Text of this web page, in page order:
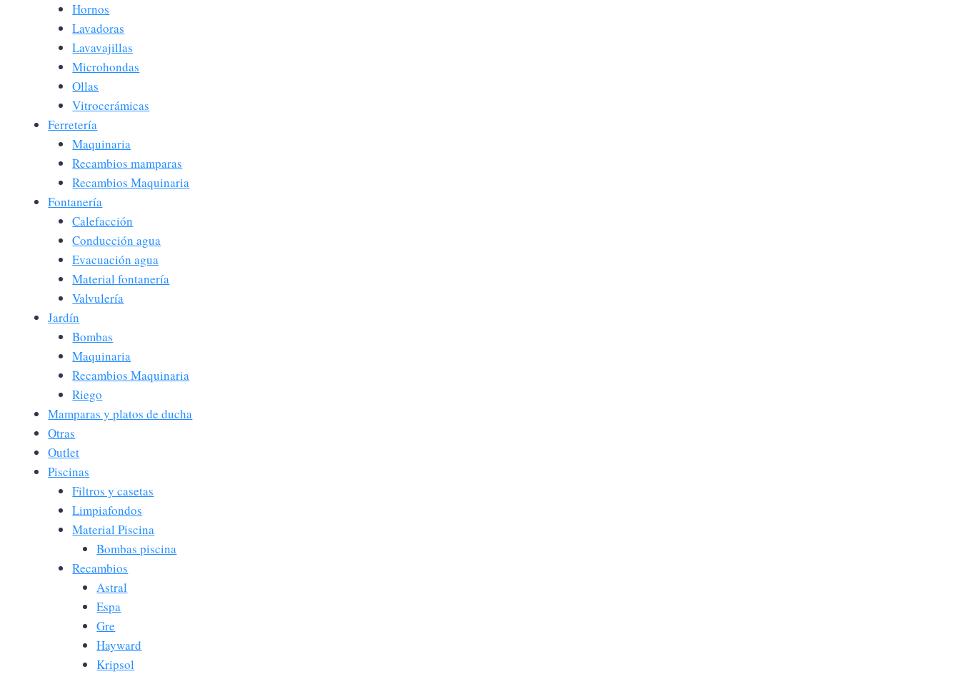
Hornos
Lavadoras
Lavavajillas
Microhondas
Ollas
Vitrocerámicas
Ferretería
Maquinaria
Recambios mamparas
Recambios Maquinaria
Fontanería
Calefacción
Conducción agua
Evacuación agua
Material fontanería
Valvulería
Jardín
Bombas
Maquinaria
Recambios Maquinaria
Riego
Mamparas y platos de ducha
Otras
Outlet
Piscinas
Filtros y casetas
Limpiafondos
Material Piscina
Bombas piscina
Recambios
Astral
Espa
Gre
Hayward
Kripsol